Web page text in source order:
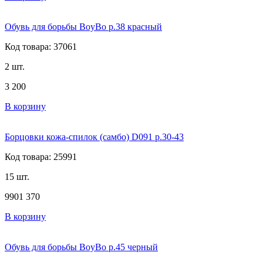
Обувь для борьбы BoyBo р.38 красный
Код товара: 37061
2 шт.
3 200
В корзину
Борцовки кожа-спилок (самбо) D091 р.30-43
Код товара: 25991
15 шт.
9901 370
В корзину
Обувь для борьбы BoyBo р.45 черный